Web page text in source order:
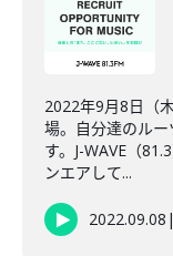
2022年9月8日（
場。自分達のル
す。J-WAVE（
ンエアして...
2022.09.08 |